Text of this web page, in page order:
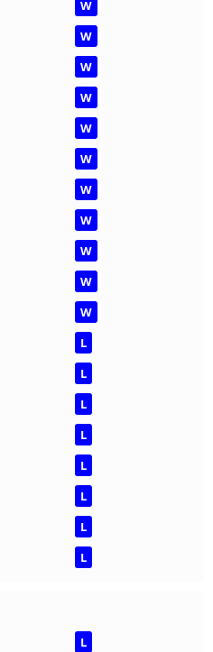
W
W
W
W
W
W
W
W
W
W
W
L
L
L
L
L
L
L
L
L